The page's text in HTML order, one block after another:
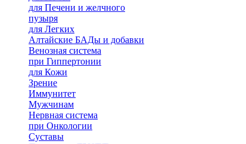
для Печени и желчного
пузыря
для Легких
Алтайские БАДы и добавки
Венозная система
при Гиппертонии
для Кожи
Зрение
Иммунитет
Мужчинам
Нервная система
при Онкологии
Суставы